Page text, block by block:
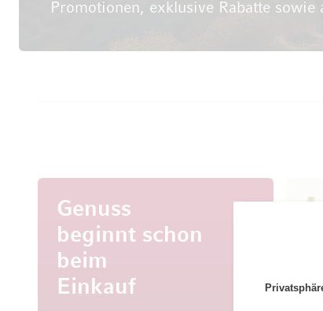
Promotionen, exklusive Rabatte sowie
Genuss
beginnt schon
beim
Einkauf